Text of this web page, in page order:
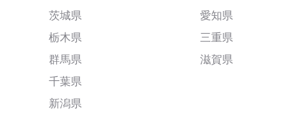
茨城県
栃木県
群馬県
千葉県
新潟県
愛知県
三重県
滋賀県